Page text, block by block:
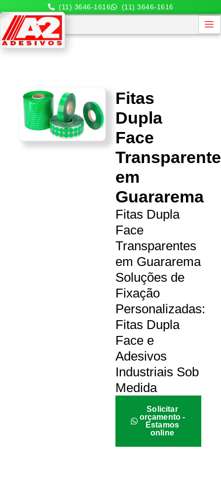
(11) 3646-1616 (11) 3646-1616
Fitas
Dupla
Face
em
Guararema
Fitas Dupla
Face
Transparentes
em Guararema
Soluções de
Fixação
Personalizadas:
Fitas Dupla
Face e
Adesivos
Industriais Sob
Medida
Solicitar
orçamento -
Estamos
online